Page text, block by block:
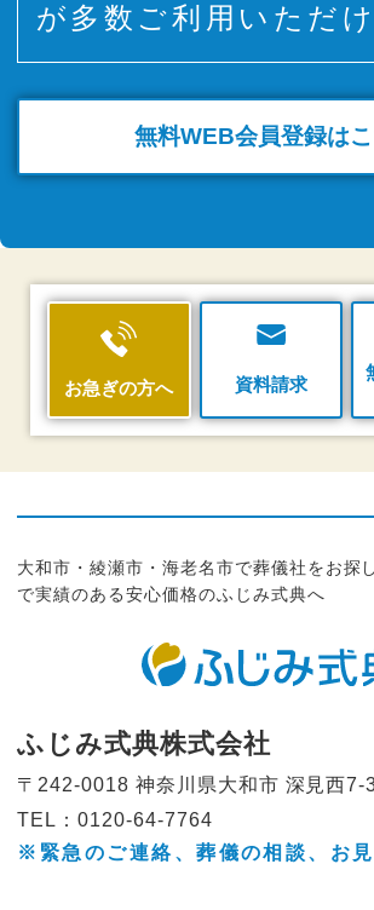
が多数ご利用いただ
無料WEB会員登録は
お急ぎの方へ 資料請求
大和市・綾瀬市・海老名市で葬儀社をお探
で実績のある安心価格のふじみ式典へ
ふじみ式典株式会社
〒242-0018 神奈川県大和市 深見西7-
TEL：0120-64-7764
※緊急のご連絡、葬儀の相談、 お